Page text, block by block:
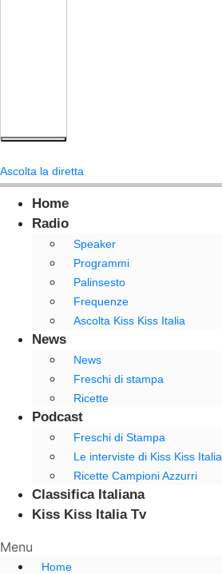
Ascolta la diretta
Home
Radio
Speaker
Programmi
Palinsesto
Frequenze
Ascolta Kiss Kiss Italia
News
News
Freschi di stampa
Ricette
Podcast
Freschi di Stampa
Le interviste di Kiss Kiss Italia
Ricette Campioni Azzurri
Classifica Italiana
Kiss Kiss Italia Tv
Menu
Home